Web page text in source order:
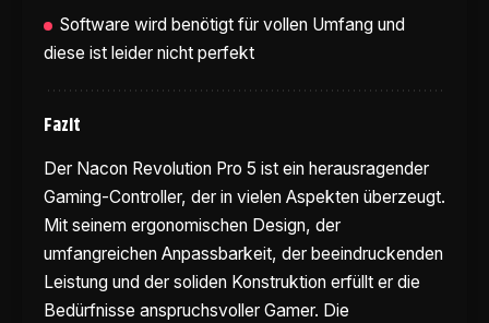
Software wird benötigt für vollen Umfang und
diese ist leider nicht perfekt
Fazit
Der Nacon Revolution Pro 5 ist ein herausragender
Gaming-Controller, der in vielen Aspekten überzeugt.
Mit seinem ergonomischen Design, der
umfangreichen Anpassbarkeit, der beeindruckenden
Leistung und der soliden Konstruktion erfüllt er die
Bedürfnisse anspruchsvoller Gamer. Die